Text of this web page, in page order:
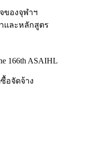
ของจุฬาฯ
และหลักสูตร
166th ASAIHL
อจัดจ้าง